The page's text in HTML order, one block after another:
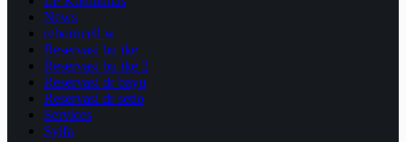
News
reborncell w
Reservasi bu ike
Reservasi bu ike 2
Reservasi dr bayu
Reservasi dr setio
Services
Syifa